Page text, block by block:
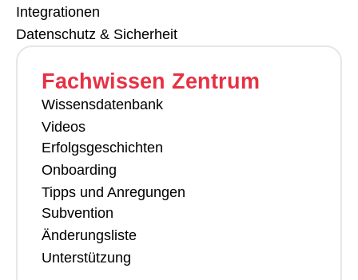
Integrationen
Datenschutz & Sicherheit
Fachwissen Zentrum
Wissensdatenbank
Videos
Erfolgsgeschichten
Onboarding
Tipps und Anregungen
Subvention
Änderungsliste
Unterstützung